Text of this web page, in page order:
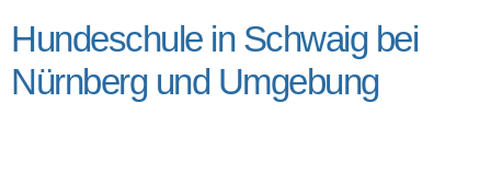
Hundeschule in Schwaig bei
Nürnberg und Umgebung